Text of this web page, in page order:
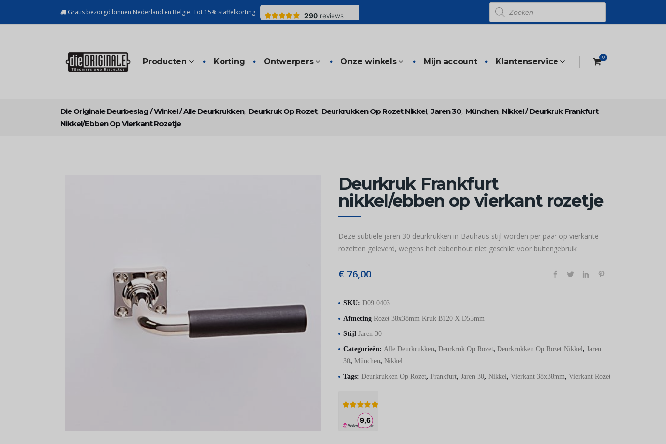
Gratis bezorgd binnen Nederland en België. Tot 15% staffelkorting
Producten
zoeken
0
Producten Korting Ontwerpers Onze winkels Mijn account Klantenservice
Die Originale Deurbeslag/Winkel/Alle Deurkrukken, Deurkruk Op Rozet, Deurkrukken Op Rozet Nikkel,Jaren 30, München, Nikkel/Deurkruk Frankfurt
Nikkel/ebben Op Vierkant Rozetje
Deurkruk Frankfurt
nikkel/ebben op vierkant rozetje
Deze subtiele jaren 30 deurkrukken in Bauhaus stijl worden per paar op vierkante
rozetten geleverd, wegens het ebbenhout niet geschikt voor buitengebruik
€76,00
SKU: D09.0403
Afmeting Rozet 38x38mm Kruk B120 X D55mm
Stijl Jaren 30
Categorieën: Alle Deurkrukken, Deurkruk Op Rozet, Deurkrukken Op Rozet Nikkel, Jaren
30, München, Nikkel
Tags: Deurkrukken Op Rozet, Frankfurt, Jaren 30, Nikkel, Vierkant 38x38mm, Vierkant Rozet